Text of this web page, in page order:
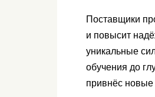
Поставщики
и повысит
уникальные
обучения до
привнёс новые